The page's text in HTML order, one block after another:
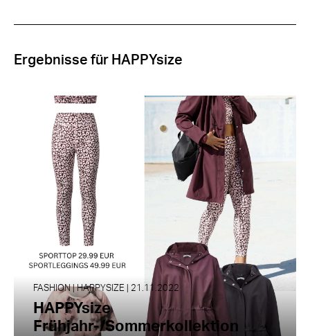
Ergebnisse für HAPPYsize
FASHION | HAPPYSIZE | 21.11.2022
HAPPYsize
Frühjahr-/Sommerkollektion